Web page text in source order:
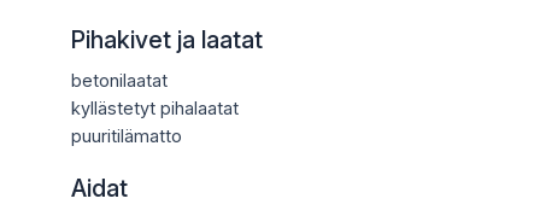
Pihakivet ja laatat
betonilaatat
kyllästetyt pihalaatat
puuritilämatto
Aidat